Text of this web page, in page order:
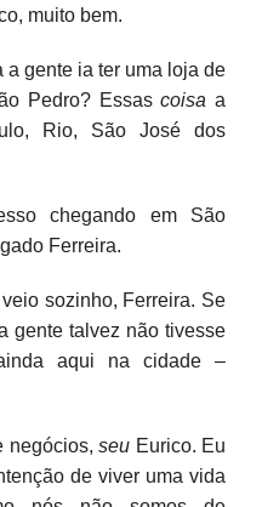
muito bem.
a gente ia ter uma loja de
Pedro? Essascoisa a
Rio, São José dos
chegando em São
Ferreira.
sozinho, Ferreira. Se
gente talvez não tivesse
aqui na cidade –
negócios,seu Eurico. Eu
de viver uma vida